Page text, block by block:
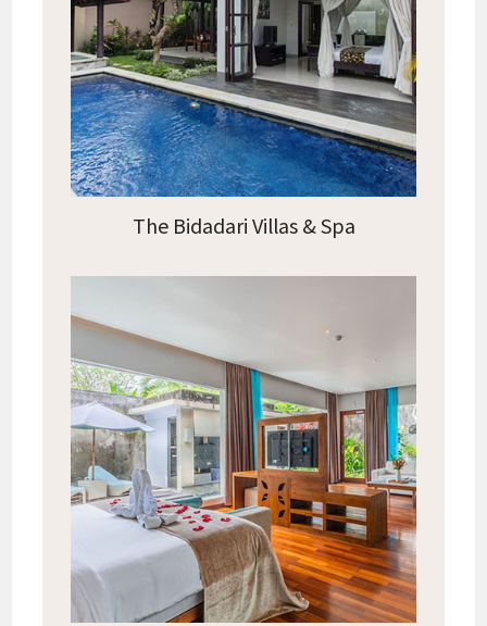
The Bidadari Villas & Spa